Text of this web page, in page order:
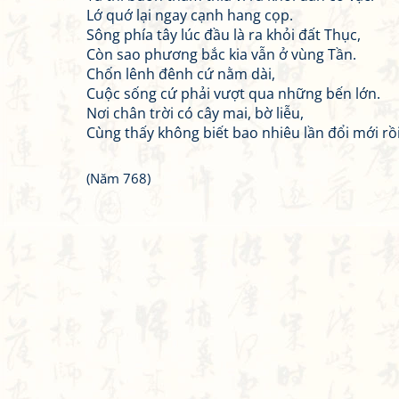
Lớ quớ lại ngay cạnh hang cọp.
Sông phía tây lúc đầu là ra khỏi đất Thục,
Còn sao phương bắc kia vẫn ở vùng Tần.
Chốn lênh đênh cứ nằm dài,
Cuộc sống cứ phải vượt qua những bến lớn.
Nơi chân trời có cây mai, bờ liễu,
Cùng thấy không biết bao nhiêu lần đổi mới
(Năm 768)